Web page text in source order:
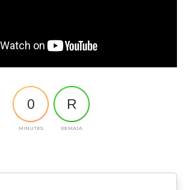
0
MINUTES
R
REMAJA